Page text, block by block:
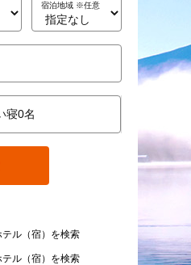
宿泊地域 ※任意
ル（宿）を検索
ル（宿）を検索